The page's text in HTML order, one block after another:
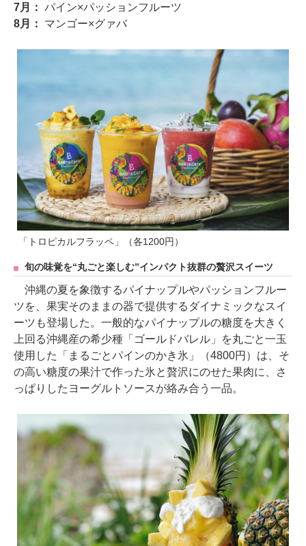
7月： パイン×パッションフルーツ
8月： マンゴー×グァバ
「トロピカルフラッペ」（各1200円）
旬の味覚を“丸ごと楽しむ”インパクト抜群の贅沢スイーツ
沖縄の夏を象徴するパイナップルやパッションフルー
ツを、果実そのままの器で提供するダイナミックなスイ
ーツも登場した。一般的なパイナップルの糖度を大きく
上回る沖縄産の希少種「ゴールドバレル」を丸ごと一玉
使用した「まるごとパインのかき氷」（4800円）は、そ
の高い糖度の果汁で作った氷と贅沢にのせた果肉に、さ
っぱりしたヨーグルトソースが絡み合う一品。